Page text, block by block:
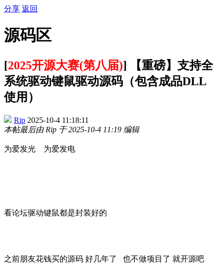
分享 返回
源码区
[2025开源大赛(第八届)] 【重磅】支持全
系统驱动键鼠驱动源码（包含成品DLL
使用）
Rip 2025-10-4 11:18:11
本帖最后由 Rip 于 2025-10-4 11:19 编辑
为爱发光 为爱发电
看论坛驱动键鼠都是封装好的
之前朋友花钱买的源码 好几年了 也不做项目了 就开源吧